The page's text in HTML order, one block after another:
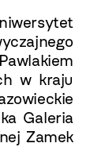
w kraju
Galeria
Zamek